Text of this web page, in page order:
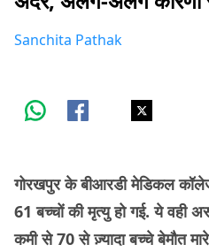
Sanchita Pathak
गोरखपुर के बीआरडी मेडिकल
61 बच्चों की मृत्यु हो गई. ये वही
कमी से 70 से ज़्यादा बच्चे बेमौत